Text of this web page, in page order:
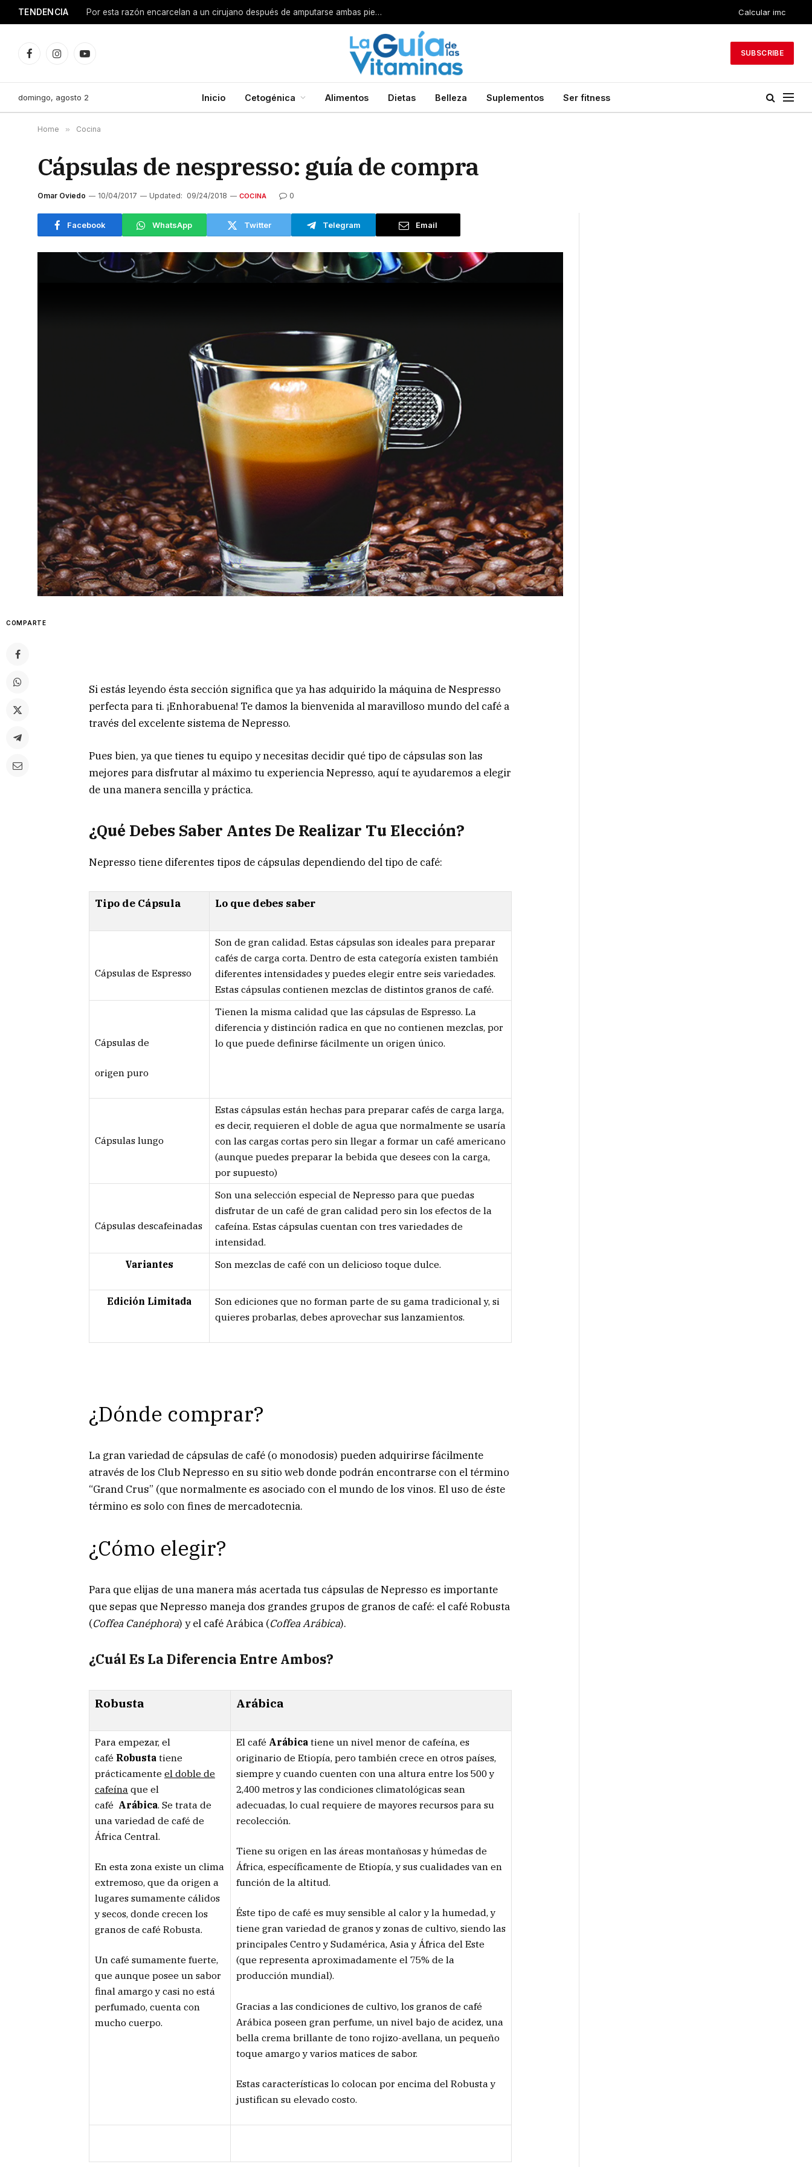
TENDENCIA Por esta razón encarcelan a un cirujano después de amputarse ambas piernas Calcular imc
FacebookInstagramYouTube
SUBSCRIBE
domingo, agosto 2 Inicio Cetogénica Alimentos Dietas Belleza Suplementos Ser fitness
Home » Cocina
Cápsulas de nespresso: guía de compra
Omar Oviedo 10/04/2017 Updated: 09/24/2018 COCINA 0
Facebook WhatsApp Twitter Telegram Email
COMPARTE
Si estás leyendo ésta sección significa que ya has adquirido la máquina de Nespresso
perfecta para ti. ¡Enhorabuena! Te damos la bienvenida al maravilloso mundo del café a
través del excelente sistema de Nepresso.
Pues bien, ya que tienes tu equipo y necesitas decidir qué tipo de cápsulas son las
mejores para disfrutar al máximo tu experiencia Nepresso, aquí te ayudaremos a elegir
de una manera sencilla y práctica.
¿Qué Debes Saber Antes De Realizar Tu Elección?
Nepresso tiene diferentes tipos de cápsulas dependiendo del tipo de café:
Tipo de Cápsula Lo que debes saber
Cápsulas de Espresso
Son de gran calidad. Estas cápsulas son ideales para preparar
cafés de carga corta. Dentro de esta categoría existen también
diferentes intensidades y puedes elegir entre seis variedades.
Estas cápsulas contienen mezclas de distintos granos de café.
Cápsulas de
origen puro
Tienen la misma calidad que las cápsulas de Espresso. La
diferencia y distinción radica en que no contienen mezclas, por
lo que puede definirse fácilmente un origen único.
Cápsulas lungo
Estas cápsulas están hechas para preparar cafés de carga larga,
es decir, requieren el doble de agua que normalmente se usaría
con las cargas cortas pero sin llegar a formar un café americano
(aunque puedes preparar la bebida que desees con la carga,
por supuesto)
Cápsulas descafeinadas
Son una selección especial de Nepresso para que puedas
disfrutar de un café de gran calidad pero sin los efectos de la
cafeína. Estas cápsulas cuentan con tres variedades de
intensidad.
Variantes
Son mezclas de café con un delicioso toque dulce.
Edición Limitada
Son ediciones que no forman parte de su gama tradicional y, si
quieres probarlas, debes aprovechar sus lanzamientos.
¿Dónde comprar?
La gran variedad de cápsulas de café (o monodosis) pueden adquirirse fácilmente
através de los Club Nepresso en su sitio web donde podrán encontrarse con el término
“Grand Crus” (que normalmente es asociado con el mundo de los vinos. El uso de éste
término es solo con fines de mercadotecnia.
¿Cómo elegir?
Para que elijas de una manera más acertada tus cápsulas de Nepresso es importante
que sepas que Nepresso maneja dos grandes grupos de granos de café: el café Robusta
(Coffea Canéphora) y el café Arábica (Coffea Arábica).
¿Cuál Es La Diferencia Entre Ambos?
Robusta Arábica
Para empezar, el
café Robusta tiene
prácticamente el doble de
cafeína que el
café Arábica. Se trata de
una variedad de café de
África Central.
En esta zona existe un clima
extremoso, que da origen a
lugares sumamente cálidos
y secos, donde crecen los
granos de café Robusta.
Un café sumamente fuerte,
que aunque posee un sabor
final amargo y casi no está
perfumado, cuenta con
mucho cuerpo.
El café Arábica tiene un nivel menor de cafeína, es
originario de Etiopía, pero también crece en otros países,
siempre y cuando cuenten con una altura entre los 500 y
2,400 metros y las condiciones climatológicas sean
adecuadas, lo cual requiere de mayores recursos para su
recolección.
Tiene su origen en las áreas montañosas y húmedas de
África, específicamente de Etiopía, y sus cualidades van en
función de la altitud.
Éste tipo de café es muy sensible al calor y la humedad, y
tiene gran variedad de granos y zonas de cultivo, siendo las
principales Centro y Sudamérica, Asia y África del Este
(que representa aproximadamente el 75% de la
producción mundial).
Gracias a las condiciones de cultivo, los granos de café
Arábica poseen gran perfume, un nivel bajo de acidez, una
bella crema brillante de tono rojizo-avellana, un pequeño
toque amargo y varios matices de sabor.
Estas características lo colocan por encima del Robusta y
justifican su elevado costo.